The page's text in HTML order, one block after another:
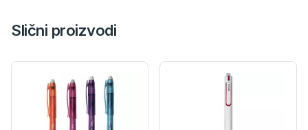
Slični proizvodi